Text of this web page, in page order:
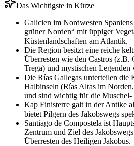
Das Wichtigste in Kürze
Galicien im Nordwesten
grüner Norden“ mit üppiger
Küstenlandschaften am Atlantik.
Die Region besitzt eine reiche
Überresten wie den Castros (z.B.
Trega) und mystischen
Die Rías Gallegas unterteilen die
Halbinseln (Rías Altas im
und sind wichtig für die Muschel-
Kap Finisterre galt in der Antike
bietet Pilgern des Jakobswegs
Santiago de Compostela ist
Zentrum und Ziel des
Überresten des Heiligen Jakobus.